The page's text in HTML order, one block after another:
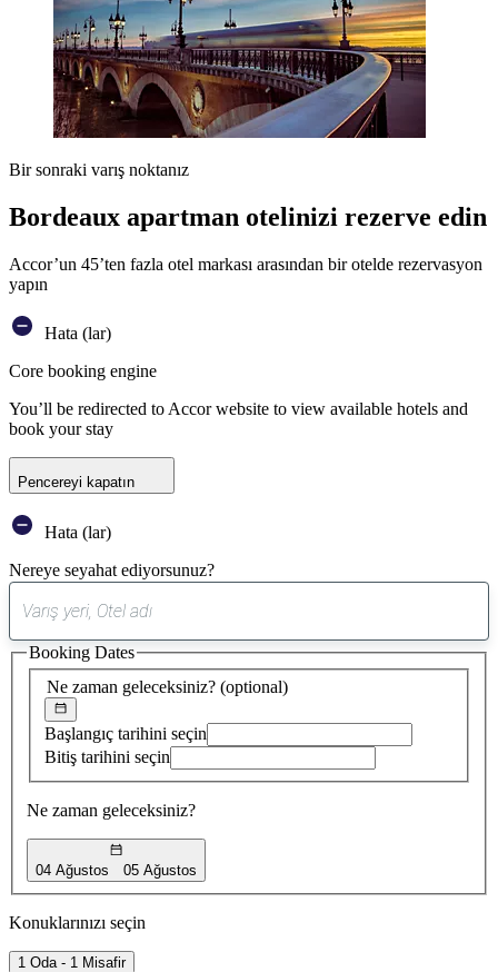
Bir sonraki varış noktanız
Bordeaux apartman otelinizi rezerve edin
Accor’un 45’ten fazla otel markası arasından bir otelde rezervasyon
yapın
Hata (lar)
Core booking engine
You’ll be redirected to Accor website to view available hotels and
book your stay
Pencereyi kapatın
Hata (lar)
Nereye seyahat ediyorsunuz?
öneri
bulundu
Ne zaman geleceksiniz? (optional)
Başlangıç tarihini seçin
Bitiş tarihini seçin
Ne zaman geleceksiniz?
04 Ağustos 05 Ağustos
Booking Dates
Konuklarınızı seçin
1 Oda - 1 Misafir